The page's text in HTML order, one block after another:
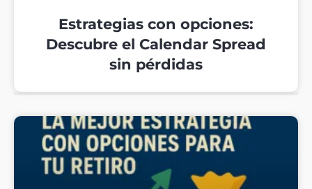
Estrategias con opciones:
Descubre el Calendar Spread
sin pérdidas